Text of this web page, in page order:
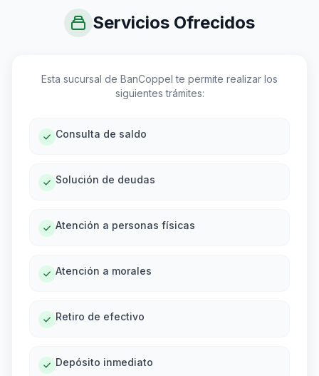
Servicios Ofrecidos
Esta sucursal de BanCoppel te permite realizar los
siguientes trámites:
Consulta de saldo
Solución de deudas
Atención a personas físicas
Atención a morales
Retiro de efectivo
Depósito inmediato